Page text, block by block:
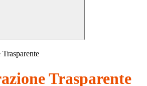
Trasparente